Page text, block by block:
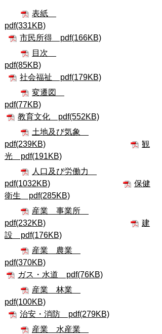
表紙
pdf(331KB)
市民所得 pdf(166KB)
目次
pdf(85KB)
社会福祉 pdf(179KB)
変遷図
pdf(77KB)
教育文化 pdf(552KB)
土地及び気象
pdf(239KB)
観
光 pdf(191KB)
人口及び労働力
pdf(1032KB)
保健
衛生 pdf(285KB)
産業 事業所
pdf(232KB)
建
設 pdf(176KB)
産業 農業
pdf(370KB)
ガス・水道 pdf(76KB)
産業 林業
pdf(100KB)
治安・消防 pdf(279KB)
産業 水産業